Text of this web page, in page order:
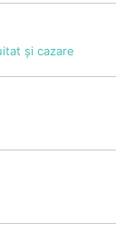
și cazare